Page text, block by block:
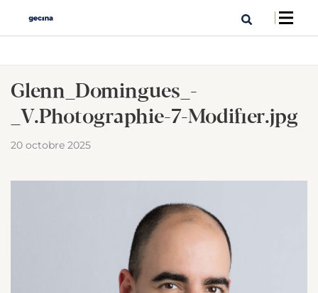
Glenn_Domingues_-
_V.Photographie-7-Modifier.jpg
20 octobre 2025